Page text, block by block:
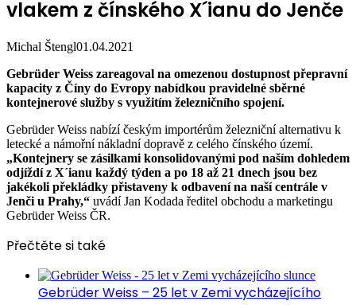
vlakem z čínského X´ianu do Jenče
Michal Štengl01.04.2021
Gebrüder Weiss zareagoval na omezenou dostupnost přepravní
kapacity z Číny do Evropy nabídkou pravidelné sběrné
kontejnerové služby s využitím železničního spojení.
Gebrüder Weiss nabízí českým importérům železniční alternativu k
letecké a námořní nákladní dopravě z celého čínského území.
„Kontejnery se zásilkami konsolidovanými pod naším dohledem
odjíždí z X´ianu každý týden a po 18 až 21 dnech jsou bez
jakékoli překládky přistaveny k odbavení na naší centrále v
Jenči u Prahy,“ uvádí Jan Kodada ředitel obchodu a marketingu
Gebrüder Weiss ČR.
Přečtěte si také
Gebrüder Weiss – 25 let v Zemi vycházejícího